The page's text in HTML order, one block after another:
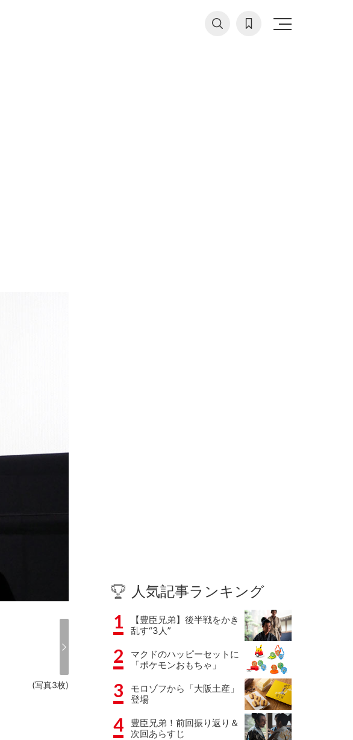
(写真3枚)
人気記事ランキング
1
【豊臣兄弟】後半戦をかき
乱す“3人”
2
マクドのハッピーセットに
「ポケモンおもちゃ」
3
モロゾフから「大阪土産」
登場
4
豊臣兄弟！前回振り返り＆
次回あらすじ